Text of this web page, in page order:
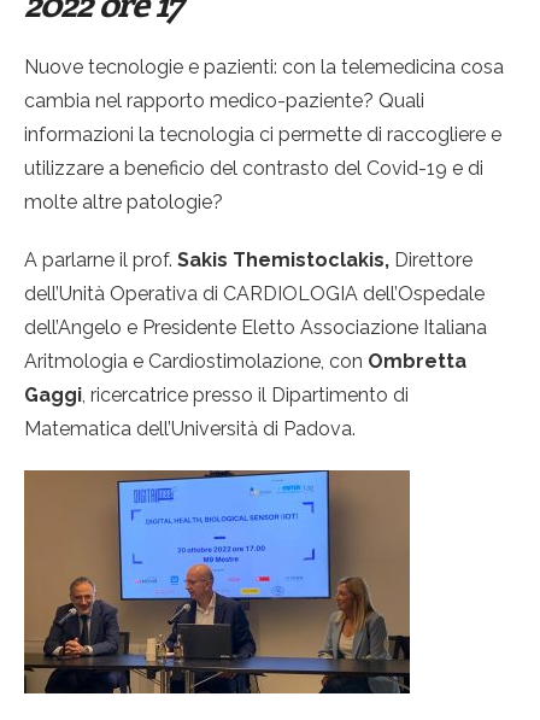
Nuove tecnologie e pazienti: con la telemedicina cosa
cambia nel rapporto medico-paziente? Quali
informazioni la tecnologia ci permette di raccogliere e
utilizzare a beneficio del contrasto del Covid-19 e di
molte altre patologie?
A parlarne il prof. Sakis Themistoclakis, Direttore
dell’Unità Operativa di CARDIOLOGIA dell’Ospedale
dell’Angelo e Presidente Eletto Associazione Italiana
Aritmologia e Cardiostimolazione, con Ombretta
Gaggi, ricercatrice presso il Dipartimento di
Matematica dell’Università di Padova.